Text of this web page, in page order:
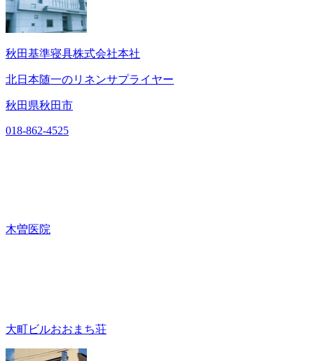
秋田基準寝具株式会社本社
北日本随一のリネンサプライヤー
秋田県秋田市
018-862-4525
木曽医院
大町ビルおおまち荘